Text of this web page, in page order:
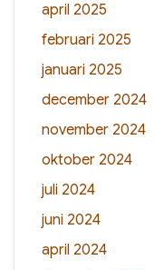
april 2025
februari 2025
januari 2025
december 2024
november 2024
oktober 2024
juli 2024
juni 2024
april 2024